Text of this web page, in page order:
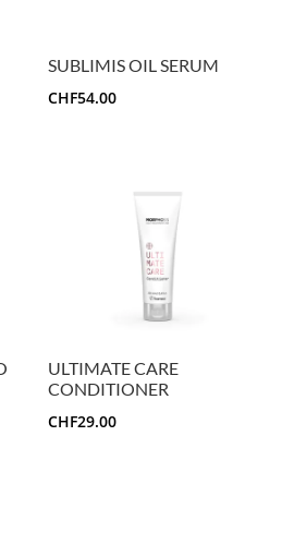
SUBLIMIS OIL SERUM
CHF54.00
ULTIMATE CARE
CONDITIONER
CHF29.00